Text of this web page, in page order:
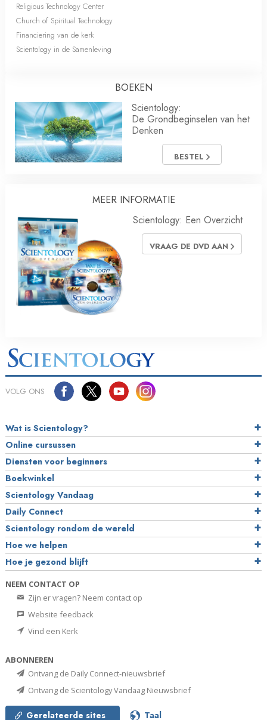
Religious Technology Center
Church of Spiritual Technology
Financiering van de kerk
Scientology in de Samenleving
BOEKEN
Scientology:
De Grondbeginselen van het
Denken
BESTEL
MEER INFORMATIE
Scientology: Een Overzicht
VRAAG DE DVD AAN
VOLG ONS
Wat is Scientology?
Online cursussen
Diensten voor beginners
Boekwinkel
Scientology Vandaag
Daily Connect
Scientology rondom de wereld
Hoe we helpen
Hoe je gezond blijft
NEEM CONTACT OP
Zijn er vragen? Neem contact op
Website feedback
Vind een Kerk
ABONNEREN
Ontvang de Daily Connect-nieuwsbrief
Ontvang de Scientology Vandaag Nieuwsbrief
Gerelateerde sites Taal